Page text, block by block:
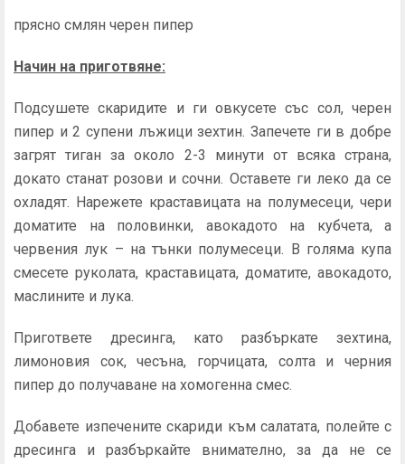
прясно смлян черен пипер
Начин на приготвяне:
Подсушете скаридите и ги овкусете със сол, черен
пипер и 2 супени лъжици зехтин. Запечете ги в добре
загрят тиган за около 2-3 минути от всяка страна,
докато станат розови и сочни. Оставете ги леко да се
охладят. Нарежете краставицата на полумесеци, чери
доматите на половинки, авокадото на кубчета, а
червения лук – на тънки полумесеци. В голяма купа
смесете руколата, краставицата, доматите, авокадото,
маслините и лука.
Пригответе дресинга, като разбъркате зехтина,
лимоновия сок, чесъна, горчицата, солта и черния
пипер до получаване на хомогенна смес.
Добавете изпечените скариди към салатата, полейте с
дресинга и разбъркайте внимателно, за да не се